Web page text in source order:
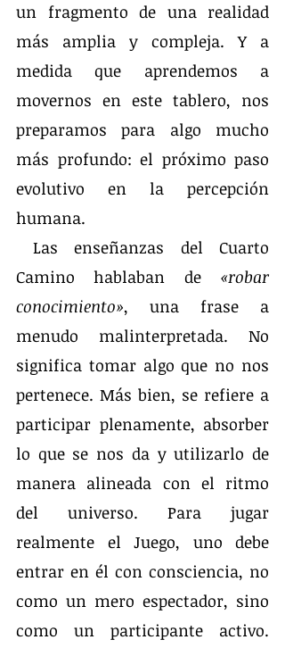
un fragmento de una realidad
más amplia y compleja. Y a
medida que aprendemos a
movernos en este tablero, nos
preparamos para algo mucho
más profundo: el próximo paso
evolutivo en la percepción
humana.
Camino hablaban de «robar
conocimiento», una frase a
menudo malinterpretada. No
significa tomar algo que no nos
pertenece. Más bien, se refiere a
participar plenamente, absorber
lo que se nos da y utilizarlo de
manera alineada con el ritmo
del universo. Para jugar
realmente el Juego, uno debe
entrar en él con consciencia, no
como un mero espectador, sino
como un participante activo.